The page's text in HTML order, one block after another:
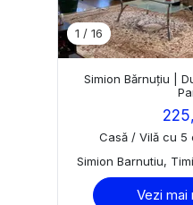
1 / 16
Simion Bărnuțiu |
Casă / Vilă cu 5
Simion Barnutiu,
Vezi mai